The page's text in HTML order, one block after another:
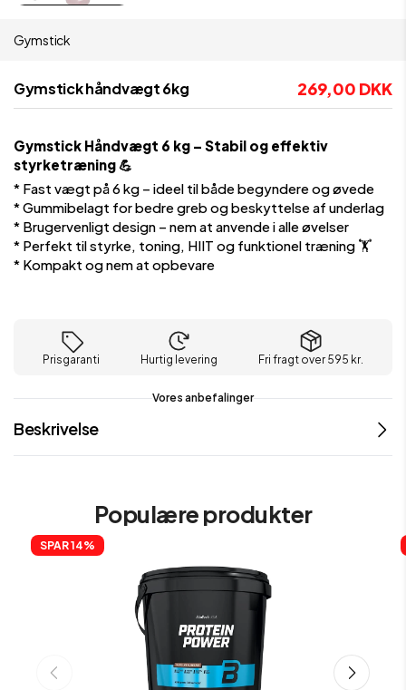
Gymstick
Gymstick håndvægt 6kg 269,00 DKK
Gymstick Håndvægt 6 kg – Stabil og effektiv
styrketræning 💪
* Fast vægt på 6 kg – ideel til både begyndere og øvede
* Gummibelagt for bedre greb og beskyttelse af underlag
* Brugervenligt design – nem at anvende i alle øvelser
* Perfekt til styrke, toning, HIIT og funktionel træning 🏋️
* Kompakt og nem at opbevare
Prisgaranti Hurtig levering Fri fragt over 595 kr.
Vores anbefalinger
Beskrivelse
Populære produkter
SPAR 14%